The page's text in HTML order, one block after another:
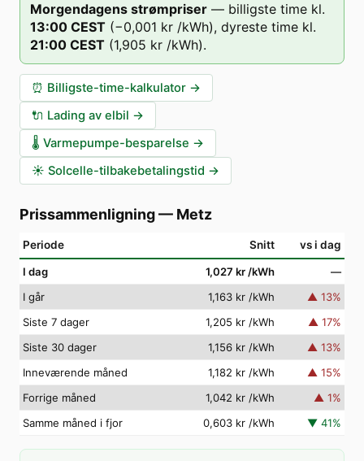
Morgendagens strømpriser — billigste time kl.
13:00 CEST (−0,001 kr /kWh), dyreste time kl.
21:00 CEST (1,905 kr /kWh).
⏰ Billigste-time-kalkulator →
🔌 Lading av elbil →
🌡️ Varmepumpe-besparelse →
☀️ Solcelle-tilbakebetalingstid →
Prissammenligning— Metz
Periode Snitt vs i dag
I dag 1,027 kr /kWh
—
I går
1,163 kr /kWh ▲ 13%
Siste 7 dager
1,205 kr /kWh ▲ 17%
Siste 30 dager
1,156 kr /kWh ▲ 13%
Inneværende måned
1,182 kr /kWh ▲ 15%
Forrige måned
1,042 kr /kWh ▲ 1%
Samme måned i fjor
0,603 kr /kWh ▼ 41%